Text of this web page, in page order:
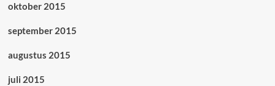
oktober 2015
september 2015
augustus 2015
juli 2015